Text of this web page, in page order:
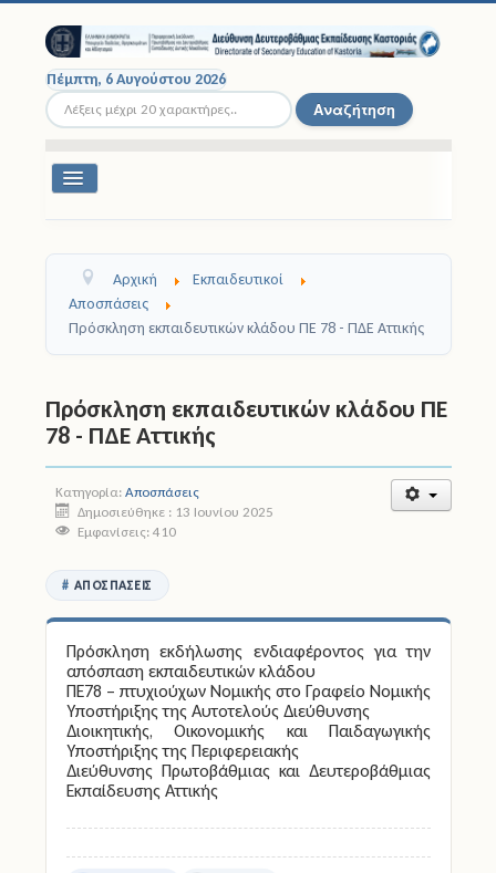
Πέμπτη, 6 Αυγούστου 2026
Αναζήτηση... Αναζήτηση
Εναλλαγή
Σχολικές Μονάδες
Σχολικές Εκδρομές
Νομοθεσία
Άδειες
Έντυπα
Ηλεκτρονικές Υπηρεσίες
Επικοινωνία
Αρχική
Εκπαιδευτικοί
Αποσπάσεις
Πρόσκληση εκπαιδευτικών κλάδου ΠΕ 78 - ΠΔΕ Αττικής
Πρόσκληση εκπαιδευτικών κλάδου ΠΕ
78 - ΠΔΕ Αττικής
Κατηγορία: Αποσπάσεις
Δημοσιεύθηκε : 13 Ιουνίου 2025
Εμφανίσεις: 410
ΑΠΟΣΠΆΣΕΙΣ
Πρόσκληση εκδήλωσης ενδιαφέροντος για την
απόσπαση εκπαιδευτικών κλάδου
ΠΕ78 – πτυχιούχων Νομικής στο Γραφείο Νομικής
Υποστήριξης της Αυτοτελούς Διεύθυνσης
Διοικητικής, Οικονομικής και Παιδαγωγικής
Υποστήριξης της Περιφερειακής
Διεύθυνσης Πρωτοβάθμιας και Δευτεροβάθμιας
Εκπαίδευσης Αττικής